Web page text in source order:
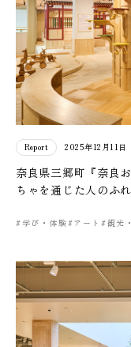
Report 2025年12月11日
奈良県三郷町『奈良
ちゃを通じた人のふ
#学び・体験#アート#観光